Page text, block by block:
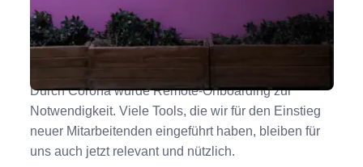
5 Gründe, warum Remote-Onboarding die
Durch Corona wurde Remote-Onboarding zur
Notwendigkeit. Viele Tools, die wir für den Einstieg
neuer Mitarbeitenden eingeführt haben, bleiben für
uns auch jetzt relevant und nützlich.